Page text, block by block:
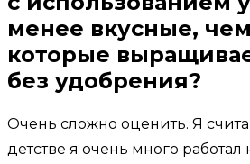
менее вкусные,
которые
без удобрения?
Очень сложно оценить. Я
детстве я очень много работал